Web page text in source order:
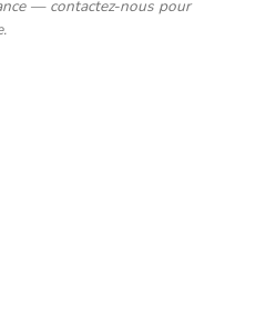
— contactez-nous pour